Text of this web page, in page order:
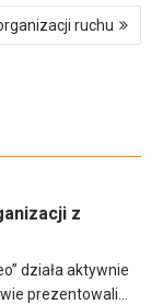
ruchu
z
działa aktywnie
prezentowali...